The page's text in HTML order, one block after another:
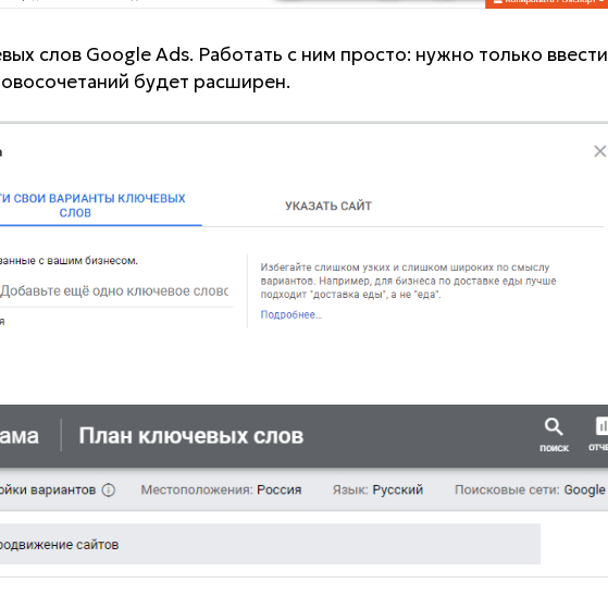
слов Google Ads. Работать с ним просто: нужно только ввести
будет расширен.